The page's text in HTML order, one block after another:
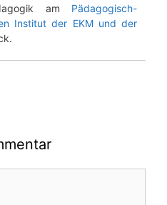
am Pädagogisch-
Institut der EKM und der